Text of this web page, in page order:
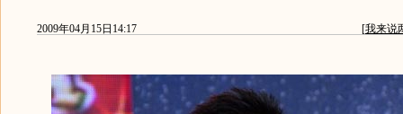
2009年04月15日14:17 [我来说